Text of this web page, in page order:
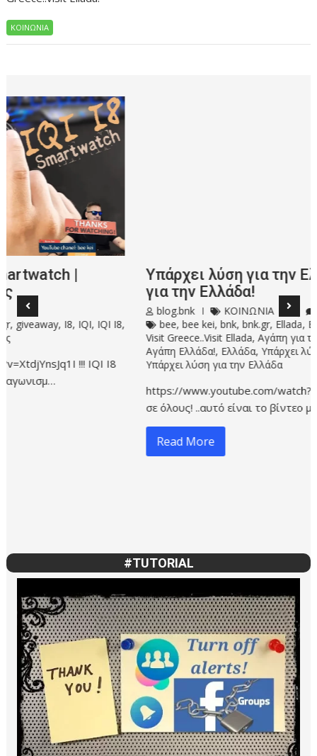
ΚΟΙΝΩΝΙΑ
Υπάρχει λύση για την Ελλάδα | Αγάπη
για την Ελλάδα!
blog.bnk
1
bee,bee kei,bnk, bnk.gr ,Ellada, Ellas ,
Αγάπη για την Ελλάδα!,
Υπάρχει λύση,
Υπάρχει λύση για την Ελλάδα
https://www.youtube.com/watch?v=ESPcEnuEP4Q Γεια
σε όλους! ..αυτό είναι το βίντεο με την άποψή…
#TUTORIAL